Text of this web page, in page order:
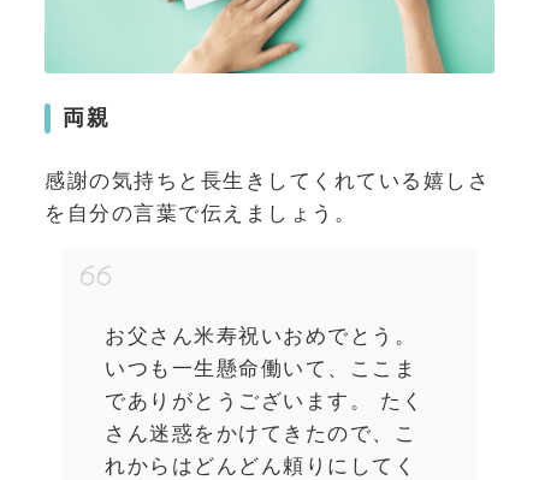
両親
感謝の気持ちと長生きしてくれている嬉しさ
を自分の言葉で伝えましょう。
お父さん米寿祝いおめでとう。
いつも一生懸命働いて、ここま
でありがとうございます。 たく
さん迷惑をかけてきたので、こ
れからはどんどん頼りにしてく